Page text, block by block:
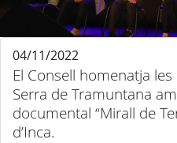
El Consell homenatja les
Serra de Tramuntana
documental “Mirall de
d’Inca.
04/11/2022